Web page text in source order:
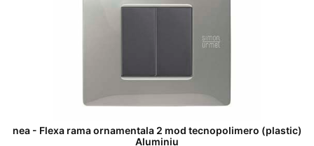
nea - Flexa rama ornamentala 2 mod tecnopolimero (plastic)
Aluminiu